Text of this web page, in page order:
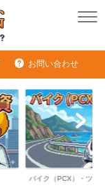
お問い合わせ
シニアライフ・日記